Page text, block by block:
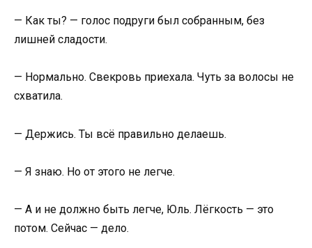
— Как ты? — голос подруги был собранным, без
лишней сладости.
— Нормально. Свекровь приехала. Чуть за волосы не
схватила.
— Держись. Ты всё правильно делаешь.
— Я знаю. Но от этого не легче.
— А и не должно быть легче, Юль. Лёгкость — это
потом. Сейчас — дело.